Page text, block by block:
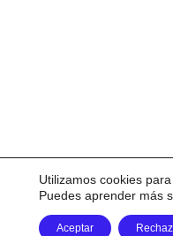
Utilizamos cookies
Puedes aprender más
Aceptar